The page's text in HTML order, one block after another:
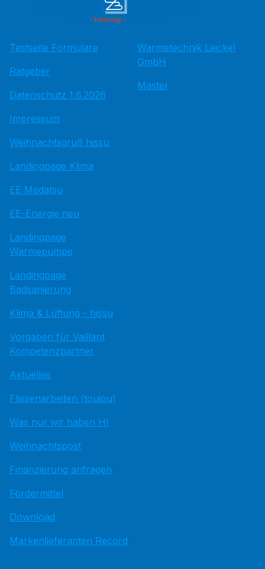
Testseite Formulare
Ratgeber
Datenschutz 1.6.2026
Impressum
Weihnachtsgruß hissu
Landingpage Klima
EE Medatsu
EE-Energie neu
Landingpage
Wärmepumpe
Landingpage
Badsanierung
Klima & Lüftung - hissu
Vorgaben für Vaillant
Kompetenzpartner
Aktuelles
Fliesenarbeiten (toujou)
Was nur wir haben HI
Weihnachtspost
Finanzierung anfragen
Fördermittel
Download
Markenlieferanten Record
Wärmetechnik Leickel
GmbH
Master